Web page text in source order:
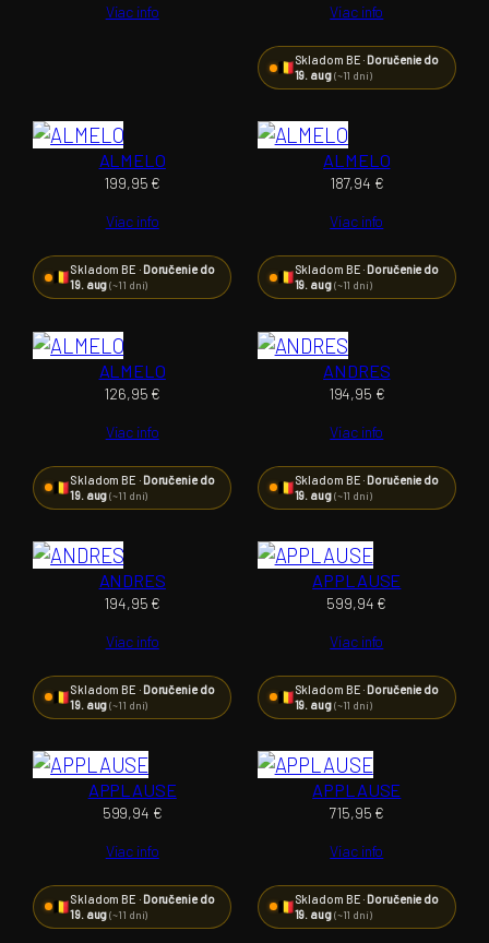
Viac info Viac info
Skladom BE · Doručenie do
19. aug(~11 dní)
ALMELO
199,95 €
Viac info
Skladom BE · Doručenie do
19. aug(~11 dní)
ALMELO
187,94 €
Viac info
Skladom BE · Doručenie do
19. aug(~11 dní)
ALMELO
126,95 €
Viac info
Skladom BE ·Doručenie do
19. aug(~11 dní)
ANDRES
194,95 €
Viac info
Skladom BE ·Doručenie do
19. aug(~11 dní)
ANDRES
194,95 €
Viac info
Skladom BE ·Doručenie do
19. aug(~11 dní)
APPLAUSE
599,94 €
Viac info
Skladom BE ·Doručenie do
19. aug(~11 dní)
APPLAUSE
599,94 €
Viac info
Skladom BE ·Doručenie do
19. aug(~11 dní)
APPLAUSE
715,95 €
Viac info
Skladom BE ·Doručenie do
19. aug(~11 dní)